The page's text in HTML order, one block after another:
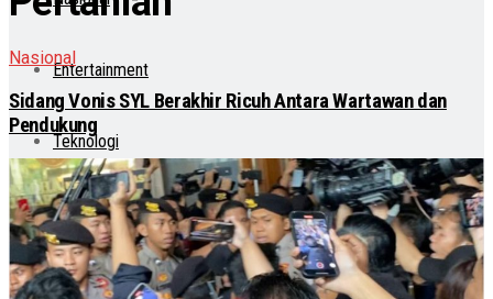
Entertainment
Teknologi
Otomotif
Lainnya
Nasional
Sidang Vonis SYL Berakhir Ricuh Antara Wartawan dan
Pendukung